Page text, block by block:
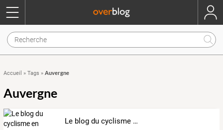
Accueil » Tags » Auvergne
Auvergne
Le blog du cyclisme en Auvergne Limousin